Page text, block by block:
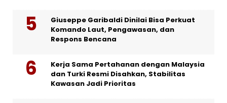
Giuseppe Garibaldi Dinilai Bisa Perkuat
Komando Laut, Pengawasan, dan
Respons Bencana
Kerja Sama Pertahanan dengan Malaysia
dan Turki Resmi Disahkan, Stabilitas
Kawasan Jadi Prioritas